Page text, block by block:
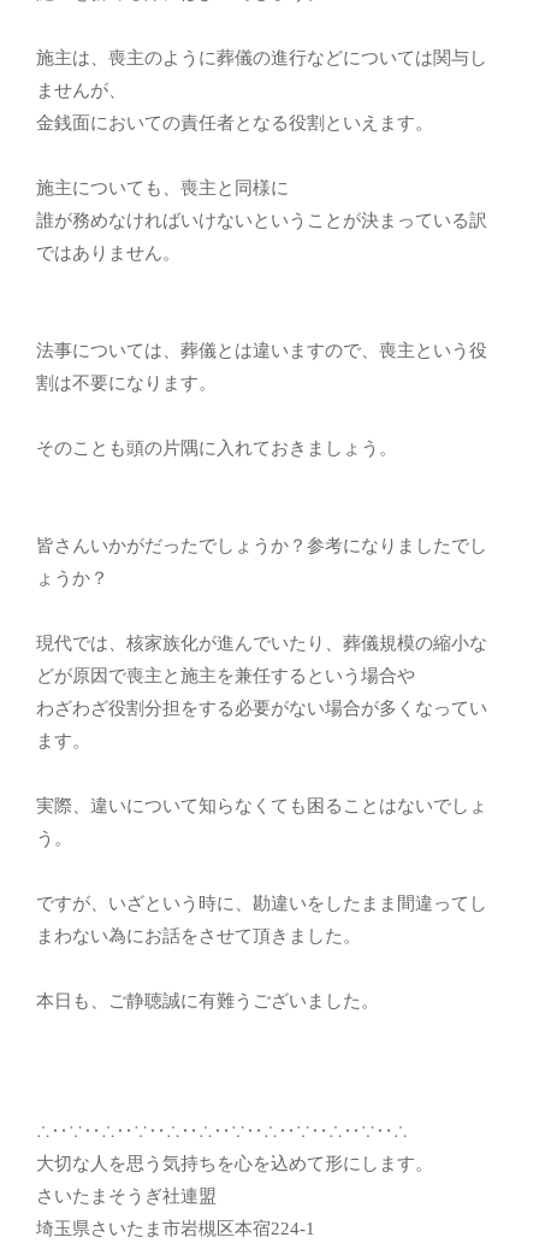
施主は、喪主のように葬儀の進行などについては関与し
ませんが、
金銭面においての責任者となる役割といえます。
施主についても、喪主と同様に
誰が務めなければいけないということが決まっている訳
ではありません。
法事については、葬儀とは違いますので、喪主という役
割は不要になります。
そのことも頭の片隅に入れておきましょう。
皆さんいかがだったでしょうか？参考になりましたでし
ょうか？
現代では、核家族化が進んでいたり、葬儀規模の縮小な
どが原因で喪主と施主を兼任するという場合や
わざわざ役割分担をする必要がない場合が多くなってい
ます。
実際、違いについて知らなくても困ることはないでしょ
う。
ですが、いざという時に、勘違いをしたまま間違ってし
まわない為にお話をさせて頂きました。
本日も、ご静聴誠に有難うございました。
∴‥∵‥∴‥∵‥∴‥∴‥∵‥∴‥∵‥∴‥∵‥∴
大切な人を思う気持ちを心を込めて形にします。
さいたまそうぎ社連盟
埼玉県さいたま市岩槻区本宿224-1